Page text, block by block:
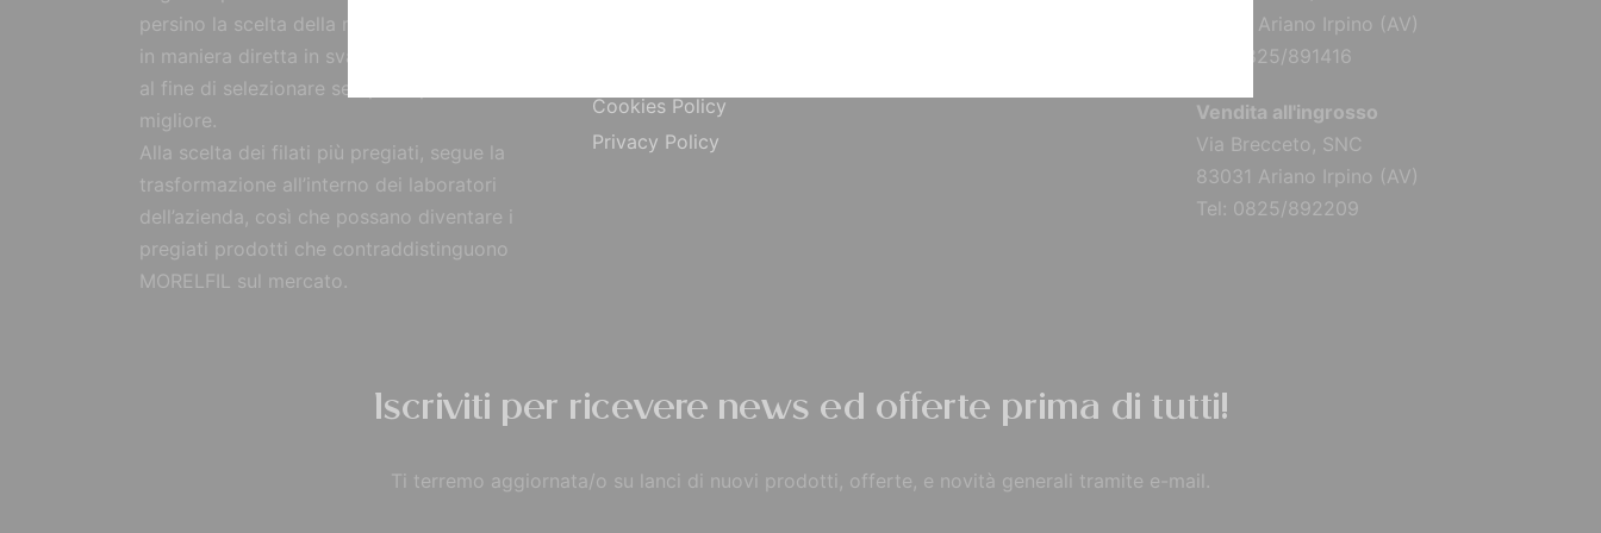
persino la scelta della materia prima, reperita
in maniera diretta in svariate parti del mondo
al fine di selezionare sempre il prodotto
migliore.
Alla scelta dei filati più pregiati, segue la
trasformazione all’interno dei laboratori
dell’azienda, così che possano diventare i
pregiati prodotti che contraddistinguono
MORELFIL sul mercato.
Cookies Policy
Privacy Policy
83031 Ariano Irpino (AV)
Tel: 0825/891416
Vendita all'ingrosso
Via Brecceto, SNC
83031 Ariano Irpino (AV)
Tel: 0825/892209
Iscriviti per ricevere news ed offerte prima di tutti!
Ti terremo aggiornata/o su lanci di nuovi prodotti, offerte, e novità generali tramite e-mail.